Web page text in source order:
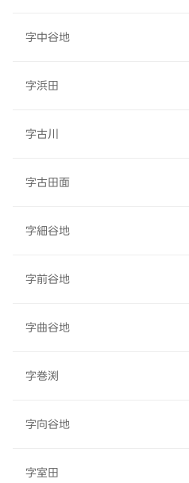
字中谷地
字浜田
字古川
字古田面
字細谷地
字前谷地
字曲谷地
字巻渕
字向谷地
字室田